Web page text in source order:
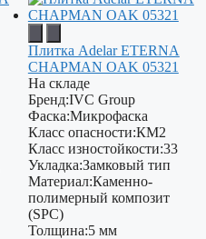
Плитка Adelar ETERNA
CHAPMAN OAK 05321
На складе
Бренд:IVC Group
Фаска:Микрофаска
Класс опасности:КМ2
Класс изностойкости:33
Укладка:Замковый тип
Материал:Каменно-
полимерный композит
(SPC)
Толщина:5 мм